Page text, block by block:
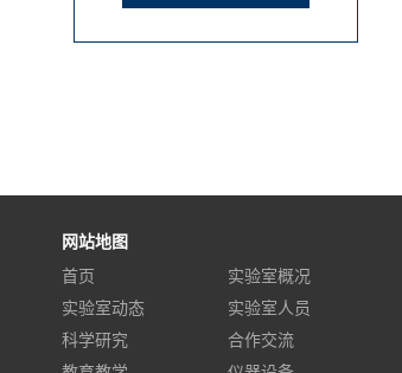
网站地图
首页
实验室概况
实验室动态
实验室人员
科学研究
合作交流